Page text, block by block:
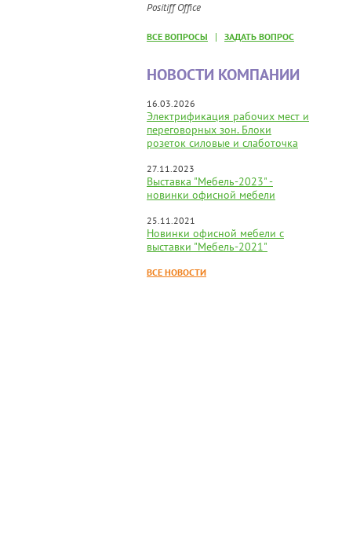
Positiff Office
ВСЕ ВОПРОСЫ | ЗАДАТЬ ВОПРОС
НОВОСТИ КОМПАНИИ
16.03.2026
Электрификация рабочих мест и
переговорных зон. Блоки
розеток силовые и слаботочка
27.11.2023
Выставка "Мебель-2023" -
новинки офисной мебели
25.11.2021
Новинки офисной мебели с
выставки "Мебель-2021"
ВСЕ НОВОСТИ